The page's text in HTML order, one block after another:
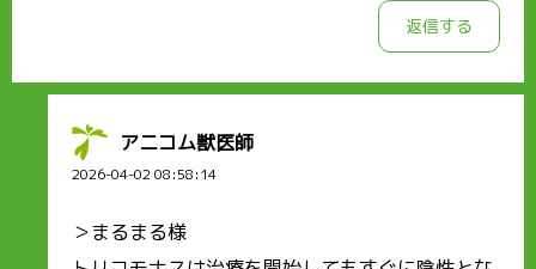
返信する
アニコム獣医師
2026-04-02 08:58:14
＞まるまる様